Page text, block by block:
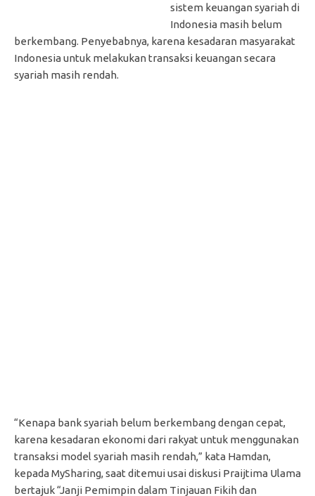
sistem keuangan syariah di
Indonesia masih belum
berkembang. Penyebabnya, karena kesadaran masyarakat
Indonesia untuk melakukan transaksi keuangan secara
syariah masih rendah.
“Kenapa bank syariah belum berkembang dengan cepat,
karena kesadaran ekonomi dari rakyat untuk menggunakan
transaksi model syariah masih rendah,” kata Hamdan,
kepada MySharing, saat ditemui usai diskusi Praijtima Ulama
bertajuk “Janji Pemimpin dalam Tinjauan Fikih dan